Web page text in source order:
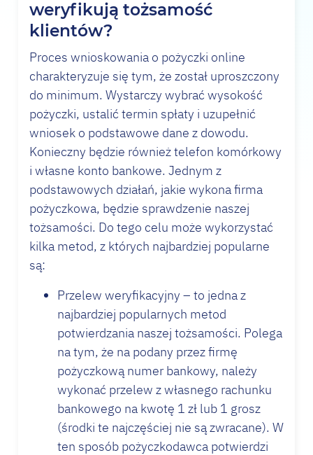
weryfikują tożsamość
klientów?
Proces wnioskowania o pożyczki online
charakteryzuje się tym, że został uproszczony
do minimum. Wystarczy wybrać wysokość
pożyczki, ustalić termin spłaty i uzupełnić
wniosek o podstawowe dane z dowodu.
Konieczny będzie również telefon komórkowy
i własne konto bankowe. Jednym z
podstawowych działań, jakie wykona firma
pożyczkowa, będzie sprawdzenie naszej
tożsamości. Do tego celu może wykorzystać
kilka metod, z których najbardziej popularne
są:
Przelew weryfikacyjny – to jedna z
najbardziej popularnych metod
potwierdzania naszej tożsamości. Polega
na tym, że na podany przez firmę
pożyczkową numer bankowy, należy
wykonać przelew z własnego rachunku
bankowego na kwotę 1 zł lub 1 grosz
(środki te najczęściej nie są zwracane). W
ten sposób pożyczkodawca potwierdzi